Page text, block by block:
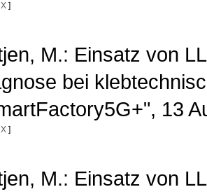
]
M.: Einsatz von
bei
13
]
M.: Einsatz von